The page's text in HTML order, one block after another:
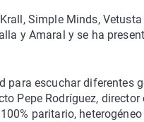
Simple Minds,
y Amaral y se ha
para escuchar diferentes
Pepe Rodríguez,
100% paritario,